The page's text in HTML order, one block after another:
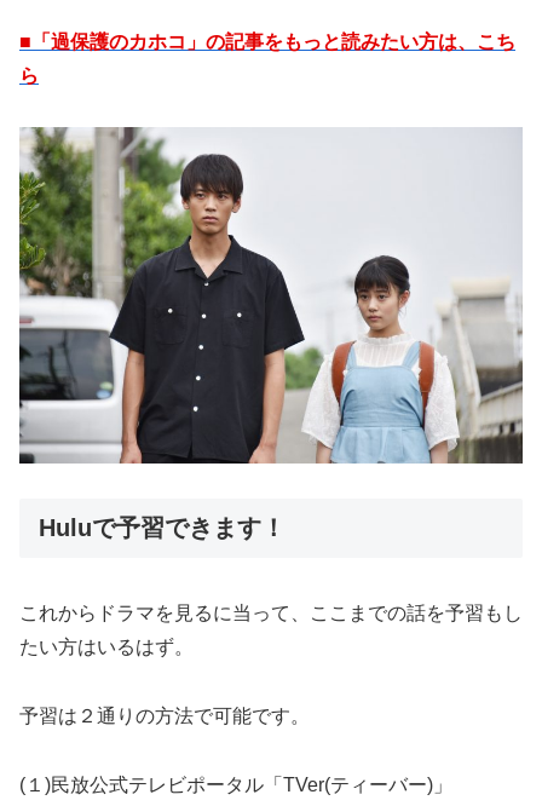
■「過保護のカホコ」の記事をもっと読みたい方は、こち
ら
Huluで予習できます！
これからドラマを見るに当って、ここまでの話を予習もし
たい方はいるはず。
予習は２通りの方法で可能です。
(１)民放公式テレビポータル「TVer(ティーバー)」